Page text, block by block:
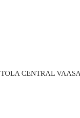
CENTRAL VAASA